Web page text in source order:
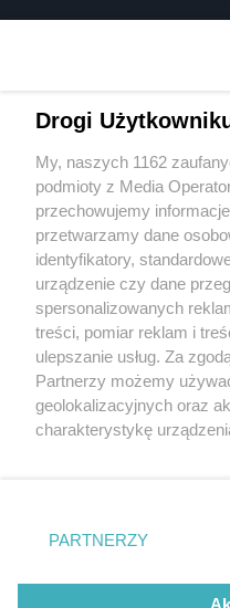
Wydawca mediów lokalnych
Nie zapomnij
zapoznać się z:
polityką prywatności
Twojemiasto
Piekary Śląskie
Chorzów
Tarnowskie Góry
Gliwice
Drogi
My, naszych 1162
podmioty z Media
przechowujemy
przetwarzamy dane
identyfikatory,
urządzenie czy dane
spersonalizowanych
treści, pomiar reklam i
ulepszanie usług. Za
Partnerzy możemy
geolokalizacyjnych oraz
charakterystykę
zmienić/wycofać klikając
znajdujący się w lewym
rodzaje przetwarzania
użytkownika, ale masz
PARTNERZY